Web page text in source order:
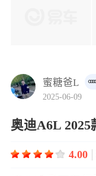
蜜糖爸L
2025-06-09
4.00